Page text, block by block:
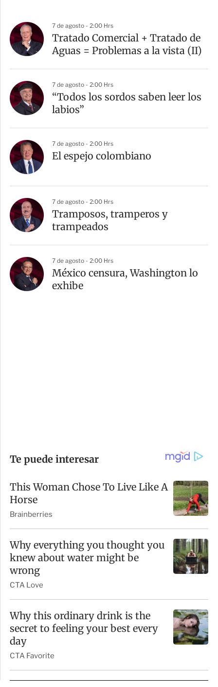
7 de agosto - 2:00 Hrs
Tratado Comercial + Tratado de
Aguas = Problemas a la vista (II)
7 de agosto - 2:00 Hrs
“Todos los sordos saben leer los
labios”
7 de agosto - 2:00 Hrs
El espejo colombiano
7 de agosto - 2:00 Hrs
Tramposos, tramperos y
trampeados
7 de agosto - 2:00 Hrs
México censura, Washington lo
exhibe